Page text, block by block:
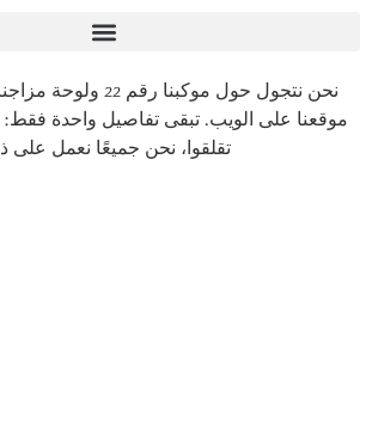
نحن نتجول حول موكبنا
موقعنا على الويب. تبقى تفاصيل واحدة فقط:
تقلقوا، نحن جميعًا نعمل على